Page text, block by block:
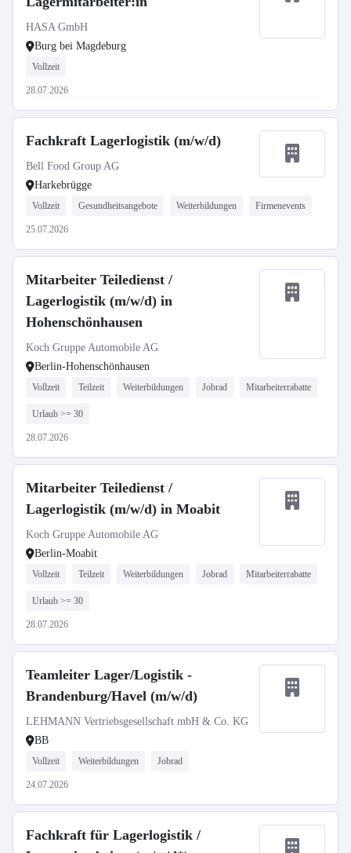
HASA GmbH
Burg bei Magdeburg
Vollzeit
28.07.2026
Fachkraft Lagerlogistik (m/w/d)
Bell Food Group AG
Harkebrügge
Vollzeit Gesundheitsangebote Weiterbildungen Firmenevents
25.07.2026
Mitarbeiter Teiledienst /
Lagerlogistik (m/w/d) in
Hohenschönhausen
Koch Gruppe Automobile AG
Berlin-Hohenschönhausen
Vollzeit Teilzeit Weiterbildungen Jobrad Mitarbeiterrabatte
Urlaub >= 30
28.07.2026
Mitarbeiter Teiledienst /
Lagerlogistik (m/w/d) in Moabit
Koch Gruppe Automobile AG
Berlin-Moabit
Vollzeit Teilzeit Weiterbildungen Jobrad Mitarbeiterrabatte
Urlaub >= 30
28.07.2026
Teamleiter Lager/Logistik -
Brandenburg/Havel (m/w/d)
LEHMANN Vertriebsgesellschaft mbH & Co. KG
BB
Vollzeit Weiterbildungen Jobrad
24.07.2026
Fachkraft für Lagerlogistik /